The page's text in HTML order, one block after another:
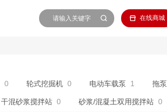
在线商城
0 轮式挖掘机 0 电动车载泵 1 拖泵
干混砂浆搅拌站 0 砂浆/混凝土双用搅拌站 0